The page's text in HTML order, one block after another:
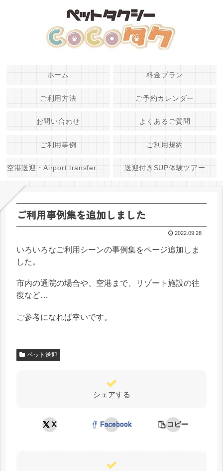
ホーム 料金プラン
ご利用方法 ご予約カレンダー
お問い合わせ よくあるご質問
ご利用事例 ご利用規約
送迎付きSUP体験ツアー
ご利用事例集を追加しました
2022.09.28
いろいろなご利用シーンの事例集をページ追加しま
した。
市内の通院の場合や、空港まで、リゾート施設の往
復など…
ご参考になれば幸いです。
ペット送迎
シェアする
X Facebook コピー